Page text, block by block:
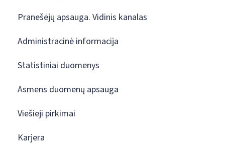
Pranešėjų apsauga. Vidinis kanalas
Administracinė informacija
Statistiniai duomenys
Asmens duomenų apsauga
Viešieji pirkimai
Karjera